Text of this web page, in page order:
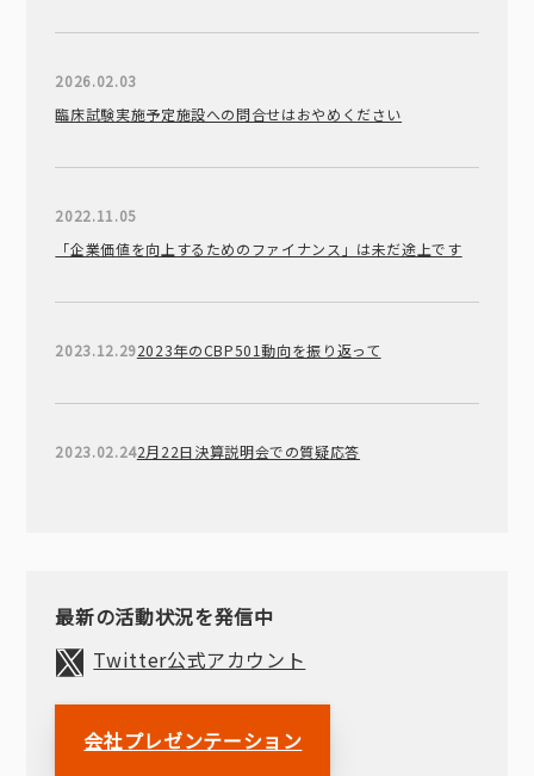
2026.02.03
臨床試験実施予定施設への問合せはおやめください
2022.11.05
「企業価値を向上するためのファイナンス」は未だ途上です
2023.12.292023年のCBP501動向を振り返って
2023.02.242月22日決算説明会での質疑応答
最新の活動状況を発信中
Twitter公式アカウント
会社プレゼンテーション